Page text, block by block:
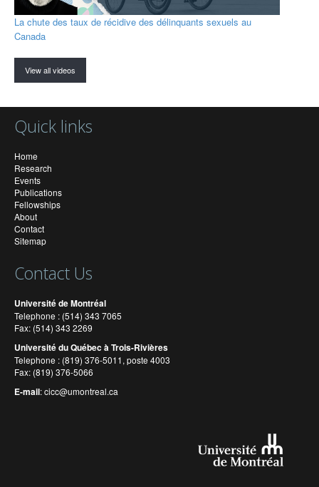
La chute des taux de récidive des délinquants sexuels au
Canada
View all videos
Quick links
Home
Research
Events
Publications
Fellowships
About
Contact
Sitemap
Contact Us
Université de Montréal
Telephone : (514) 343 7065
Fax: (514) 343 2269
Université du Québec à Trois-Rivières
Telephone : (819) 376-5011, poste 4003
Fax: (819) 376-5066
E-mail:cicc@umontreal.ca